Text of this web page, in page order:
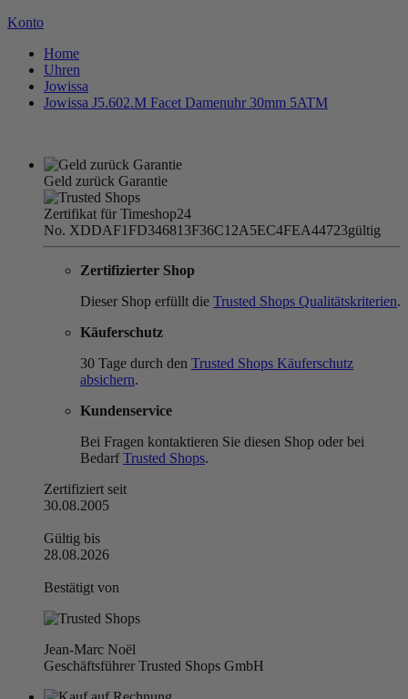
Konto
Home
Uhren
Jowissa
Jowissa J5.602.M Facet Damenuhr 30mm 5ATM
Geld zurück Garantie
Zertifikat für Timeshop24
No. XDDAF1FD346813F36C12A5EC4FEA44723gültig
Zertifizierter Shop
Dieser Shop erfüllt die Trusted Shops Qualitätskriterien.
Käuferschutz
30 Tage durch den Trusted Shops Käuferschutz
absichern.
Kundenservice
Bei Fragen kontaktieren Sie diesen Shop oder bei
BedarfTrusted Shops.
Zertifiziert seit
30.08.2005
Gültig bis
28.08.2026
Bestätigt von
Jean-Marc Noël
Geschäftsführer Trusted Shops GmbH